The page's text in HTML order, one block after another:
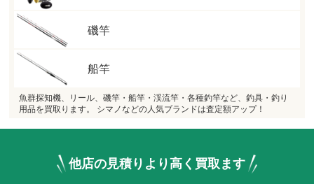
磯竿
船竿
魚群探知機、リール、磯竿・船竿・渓流竿・各種釣竿など、釣具・釣り
用品を買取ります。 シマノなどの人気ブランドは査定額アップ！
他店の見積りより高く買取ます